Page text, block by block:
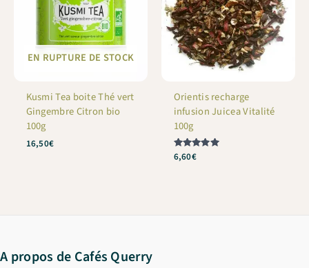
EN RUPTURE DE STOCK
Kusmi Tea boite Thé vert
Gingembre Citron bio
100g
16,50€
Orientis recharge
infusion Juicea Vitalité
100g
Note
6,60€
A propos de Cafés Querry